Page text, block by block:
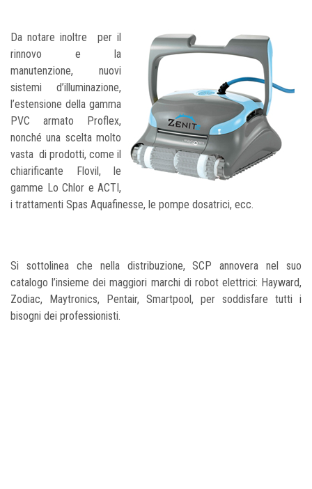
Da notare inoltre per il
rinnovo e la
manutenzione, nuovi
sistemi d’illuminazione,
l’estensione della gamma
PVC armato Proflex,
nonché una scelta molto
vasta di prodotti, come il
chiarificante Flovil, le
gamme Lo Chlor e ACTI,
i trattamenti Spas Aquafinesse, le pompe dosatrici, ecc.
Si sottolinea che nella distribuzione, SCP annovera nel suo
catalogo l’insieme dei maggiori marchi di robot elettrici: Hayward,
Zodiac, Maytronics, Pentair, Smartpool, per soddisfare tutti i
bisogni dei professionisti.